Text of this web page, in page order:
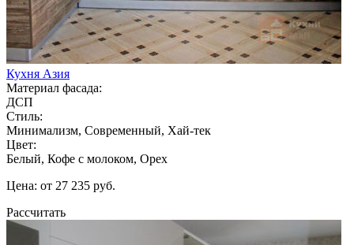
Кухня Азия
Материал фасада:
ДСП
Стиль:
Минимализм, Современный, Хай-тек
Цвет:
Белый, Кофе с молоком, Орех
Цена: от 27 235 руб.
Рассчитать